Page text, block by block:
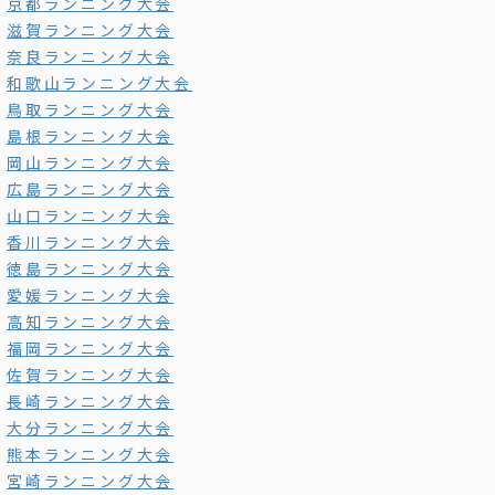
滋賀ランニング大会
奈良ランニング大会
和歌山ランニング大会
鳥取ランニング大会
島根ランニング大会
岡山ランニング大会
広島ランニング大会
山口ランニング大会
香川ランニング大会
徳島ランニング大会
愛媛ランニング大会
高知ランニング大会
福岡ランニング大会
佐賀ランニング大会
長崎ランニング大会
大分ランニング大会
熊本ランニング大会
宮崎ランニング大会